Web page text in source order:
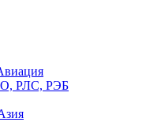
РЛС, РЭБ